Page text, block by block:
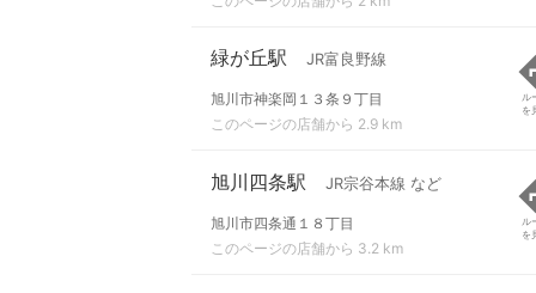
緑が丘駅 JR富良野線
旭川市神楽岡１３条９丁目
このページの店舗から 2.9 km
ル
を
旭川四条駅 JR宗谷本線 など
旭川市四条通１８丁目
このページの店舗から 3.2 km
ル
を